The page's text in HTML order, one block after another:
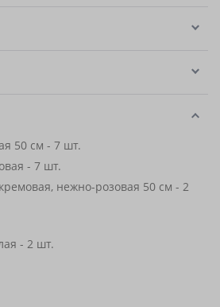
50 см - 7 шт.
- 7 шт.
нежно-розовая 50 см - 2
- 2 шт.